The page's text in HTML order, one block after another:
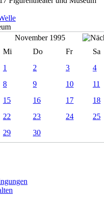
November 1995
Mi Do Fr Sa
1
2 3 4
8 9 10 11
15 16 17 18
22 23 24 25
29 30